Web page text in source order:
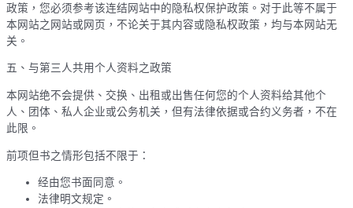
政策，您必须参考该连结网站中的隐私权保护政策。对于此等不属于
本网站之网站或网页，不论关于其内容或隐私权政策，均与本网站无
关。
五、与第三人共用个人资料之政策
本网站绝不会提供、交换、出租或出售任何您的个人资料给其他个
人、团体、私人企业或公务机关，但有法律依据或合约义务者，不在
此限。
前项但书之情形包括不限于：
经由您书面同意。
法律明文规定。